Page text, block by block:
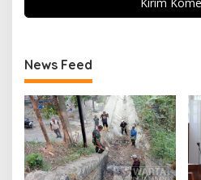
News Feed